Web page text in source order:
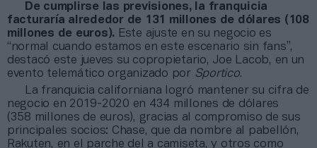
De cumplirse las previsiones, la franquicia
facturaría alrededor de 131 millones de dólares (108
millones de euros). Este ajuste en su negocio es
“normal cuando estamos en este escenario sin fans”,
destacó este jueves su copropietario, Joe Lacob, en un
evento telemático organizado por Sportico.
La franquicia californiana logró mantener su cifra de
negocio en 2019-2020 en 434 millones de dólares
(358 millones de euros), gracias al compromiso de sus
principales socios: Chase, que da nombre al pabellón,
Rakuten, en el parche del a camiseta, y otros como